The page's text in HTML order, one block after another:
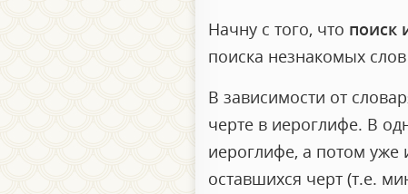
Начну с того, что поиск
поиска незнакомых
В зависимости от
черте в иероглифе. В
иероглифе, а потом уже
оставшихся черт (т.е.